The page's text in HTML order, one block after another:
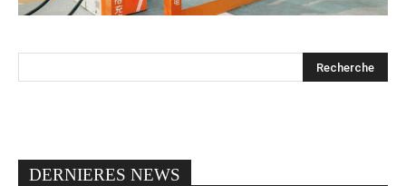
DERNIERES NEWS